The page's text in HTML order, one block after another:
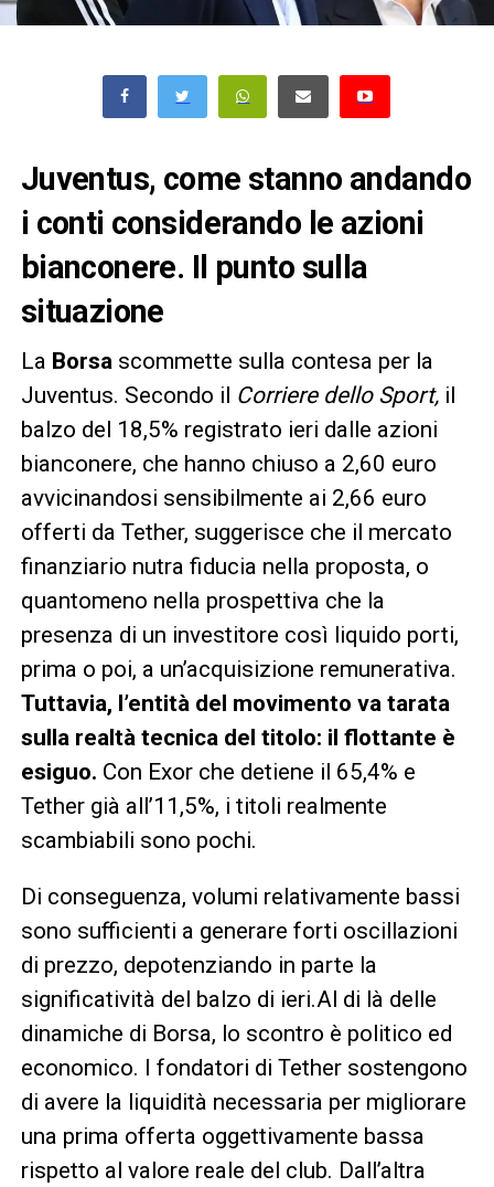
Juventus, come stanno andando
i conti considerando le azioni
bianconere. Il punto sulla
situazione
La Borsa scommette sulla contesa per la
Juventus. Secondo il Corriere dello Sport, il
balzo del 18,5% registrato ieri dalle azioni
bianconere, che hanno chiuso a 2,60 euro
avvicinandosi sensibilmente ai 2,66 euro
offerti da Tether, suggerisce che il mercato
finanziario nutra fiducia nella proposta, o
quantomeno nella prospettiva che la
presenza di un investitore così liquido porti,
prima o poi, a un’acquisizione remunerativa.
Tuttavia, l’entità del movimento va tarata
sulla realtà tecnica del titolo: il flottante è
esiguo. Con Exor che detiene il 65,4% e
Tether già all’11,5%, i titoli realmente
scambiabili sono pochi.
Di conseguenza, volumi relativamente bassi
sono sufficienti a generare forti oscillazioni
di prezzo, depotenziando in parte la
significatività del balzo di ieri.Al di là delle
dinamiche di Borsa, lo scontro è politico ed
economico. I fondatori di Tether sostengono
di avere la liquidità necessaria per migliorare
una prima offerta oggettivamente bassa
rispetto al valore reale del club. Dall’altra